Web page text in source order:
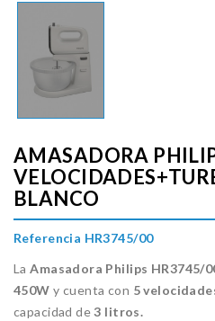
AMASADORA
BLANCO
Referencia HR3745/00
LaAmasadora Philips HR3745/
450W y cuenta con 5
capacidad de3 litros.